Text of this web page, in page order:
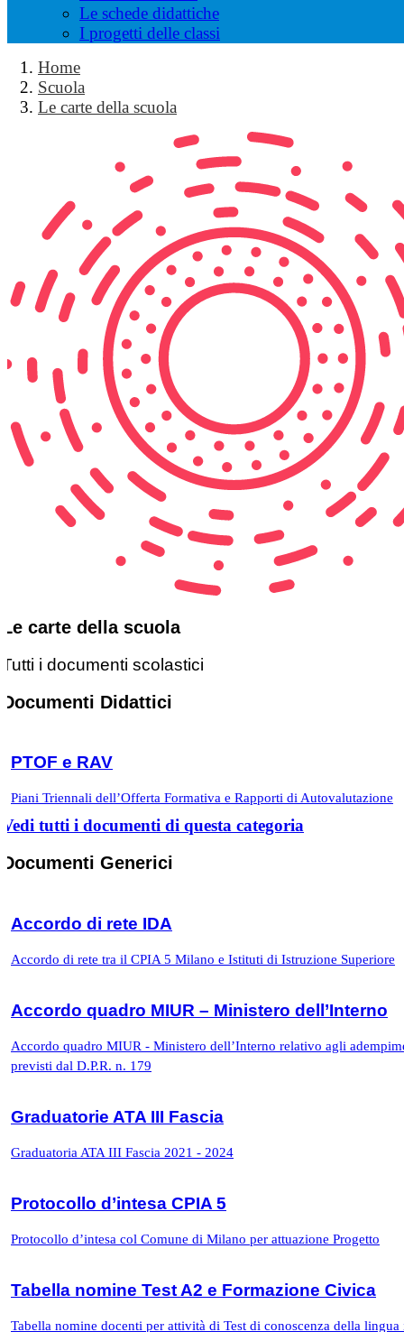
Le schede didattiche
I progetti delle classi
Home
Scuola
Le carte della scuola
Le carte della scuola
Tutti i documenti scolastici
Documenti Didattici
PTOF e RAV
Piani Triennali dell’Offerta Formativa e Rapporti di Autovalutazione
Vedi tutti i documenti di questa categoria
Documenti Generici
Accordo di rete IDA
Accordo di rete tra il CPIA 5 Milano e Istituti di Istruzione Superiore
Accordo quadro MIUR – Ministero dell’Interno
Accordo quadro MIUR - Ministero dell’Interno relativo agli
previsti dal D.P.R. n. 179
Graduatorie ATA III Fascia
Graduatoria ATA III Fascia 2021 - 2024
Protocollo d’intesa CPIA 5
Protocollo d’intesa col Comune di Milano per attuazione Progetto
Tabella nomine Test A2 e Formazione Civica
Tabella nomine docenti per attività di Test di conoscenza della lingua